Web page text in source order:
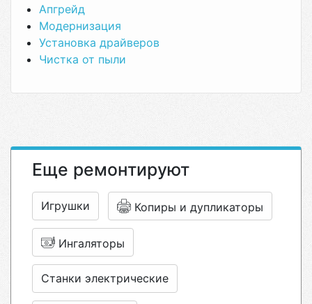
Апгрейд
Модернизация
Установка драйверов
Чистка от пыли
Еще ремонтируют
Игрушки Копиры и дупликаторы
Ингаляторы
Станки электрические